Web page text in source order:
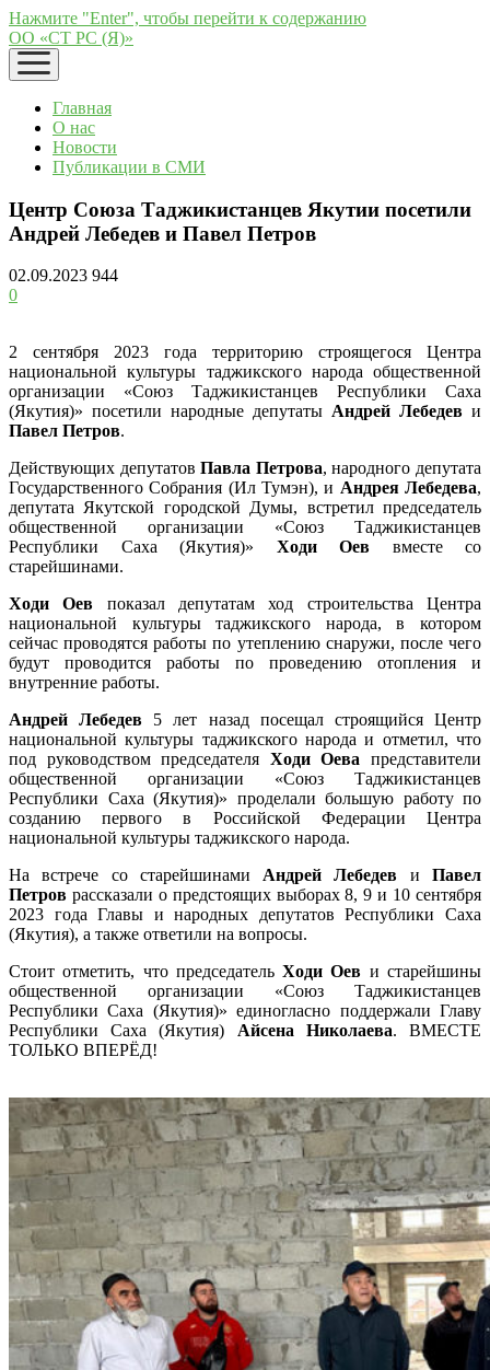
Нажмите "Enter", чтобы перейти к содержанию
ОО «СТ РС (Я)»
открыть
меню
Главная
О нас
Новости
Публикации в СМИ
Центр Союза Таджикистанцев Якутии посетили
Андрей Лебедев и Павел Петров
02.09.2023 944
0
2 сентября 2023 года территорию строящегося Центра
национальной культуры таджикского народа общественной
организации «Союз Таджикистанцев Республики Саха
(Якутия)» посетили народные депутаты Андрей Лебедев и
Павел Петров.
Действующих депутатовПавла Петрова, народного депутата
Государственного Собрания (Ил Тумэн), и Андрея Лебедева,
депутата Якутской городской Думы, встретил председатель
общественной организации «Союз Таджикистанцев
Республики Саха (Якутия)» Ходи Оев вместе со
старейшинами.
Ходи Оев показал депутатам ход строительства Центра
национальной культуры таджикского народа, в котором
сейчас проводятся работы по утеплению снаружи, после чего
будут проводится работы по проведению отопления и
внутренние работы.
Андрей Лебедев 5 лет назад посещал строящийся Центр
национальной культуры таджикского народа и отметил, что
под руководством председателя Ходи Оева представители
общественной организации «Союз Таджикистанцев
Республики Саха (Якутия)» проделали большую работу по
созданию первого в Российской Федерации Центра
национальной культуры таджикского народа.
На встрече со старейшинамиАндрей Лебедев иПавел
Петров рассказали о предстоящих выборах 8, 9 и 10 сентября
2023 года Главы и народных депутатов Республики Саха
(Якутия), а также ответили на вопросы.
Стоит отметить, что председательХоди Оев и старейшины
общественной организации «Союз Таджикистанцев
Республики Саха (Якутия)» единогласно поддержали Главу
Республики Саха (Якутия) Айсена Николаева. ВМЕСТЕ
ТОЛЬКО ВПЕРЁД!